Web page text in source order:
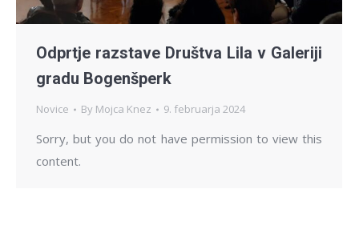
Odprtje razstave Društva Lila v Galeriji
gradu Bogenšperk
Novice By Mojca Knez 9. februarja 2024
Sorry, but you do not have permission to view this
content.